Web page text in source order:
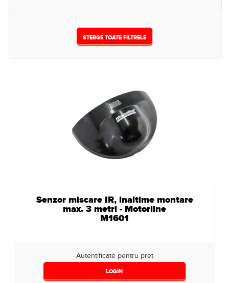
STERGE TOATE FILTRELE
Senzor miscare IR, inaltime montare
max. 3 metri - Motorline
M1601
Autentificate pentru pret
LOGIN